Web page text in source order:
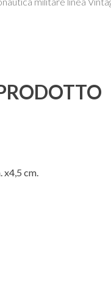
x4,5 cm.